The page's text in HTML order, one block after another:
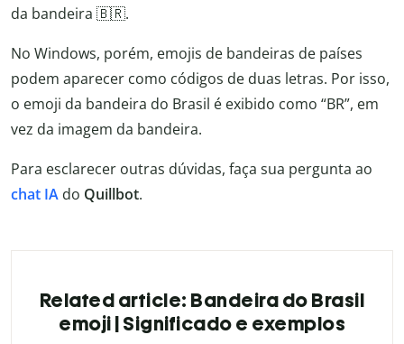
da bandeira 🇧🇷.
No Windows, porém, emojis de bandeiras de países
podem aparecer como códigos de duas letras. Por isso,
o emoji da bandeira do Brasil é exibido como “BR”, em
vez da imagem da bandeira.
Para esclarecer outras dúvidas, faça sua pergunta ao
chat IA do Quillbot.
Related article: Bandeira do Brasil
emoji | Significado e exemplos